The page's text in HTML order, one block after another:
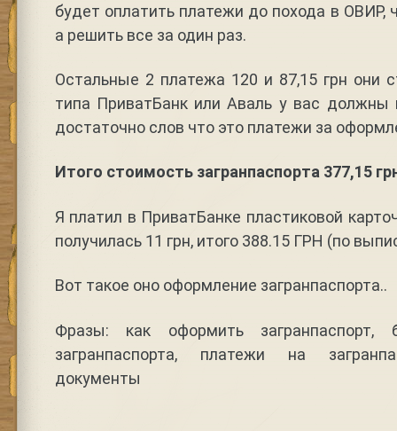
будет оплатить платежи до похода в ОВИР,
а решить все за один раз.
Остальные 2 платежа 120 и 87,15 грн они
типа ПриватБанк или Аваль у вас должны
достаточно слов что это платежи за
Итого стоимость загранпаспорта 377,15
Я платил в ПриватБанке пластиковой
получилась 11 грн, итого 388.15 ГРН (по
Вот такое оно оформление загранпаспорта..
Фразы: как оформить загранпаспорт,
загранпаспорта, платежи на
документы